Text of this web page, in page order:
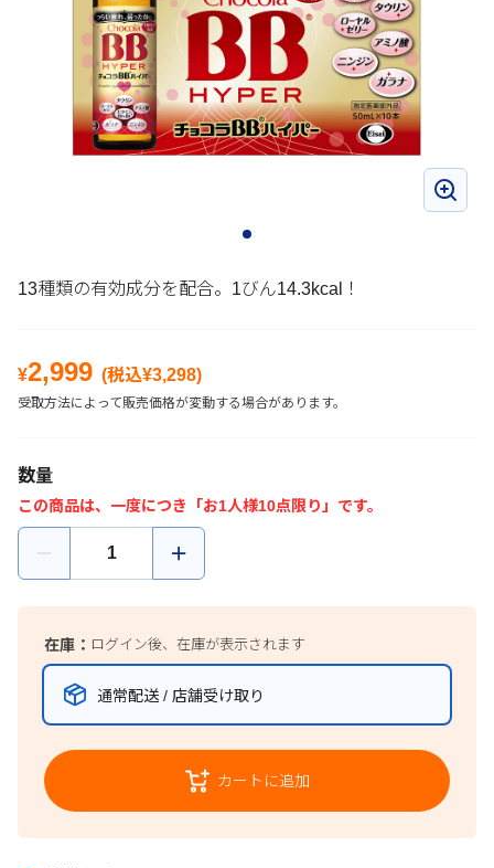
13種類の有効成分を配合。1びん14.3kcal！
¥2,999 (税込¥3,298)
受取方法によって販売価格が変動する場合があります。
数量
この商品は、一度につき「お1人様10点限り」です。
在庫： ログイン後、在庫が表示されます
通常配送 / 店舗受け取り
カートに追加